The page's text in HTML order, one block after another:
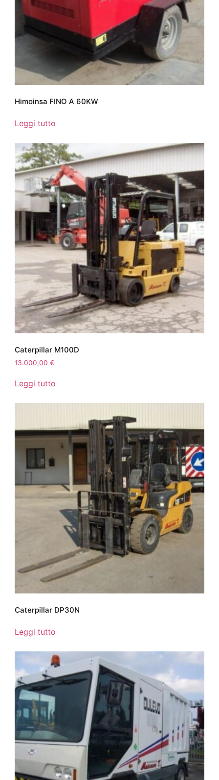
Himoinsa FINO A 60KW
Leggi tutto
Caterpillar M100D
13.000,00 €
Leggi tutto
Caterpillar DP30N
Leggi tutto